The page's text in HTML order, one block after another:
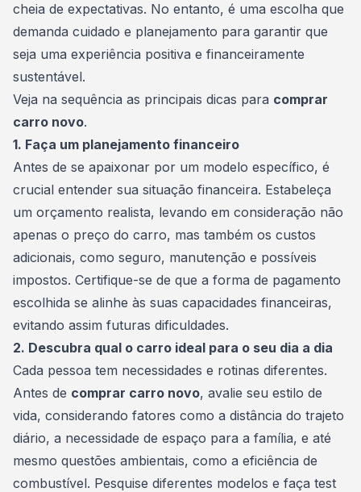
cheia de expectativas. No entanto, é uma escolha que
demanda cuidado e planejamento para garantir que
seja uma experiência positiva e financeiramente
sustentável.
Veja na sequência as principais dicas para comprar
carro novo.
1. Faça um planejamento financeiro
Antes de se apaixonar por um modelo específico, é
crucial entender sua situação financeira. Estabeleça
um orçamento realista, levando em consideração não
apenas o preço do carro, mas também os custos
adicionais, como seguro, manutenção e possíveis
impostos. Certifique-se de que a forma de pagamento
escolhida se alinhe às suas capacidades financeiras,
evitando assim futuras dificuldades.
2. Descubra qual o carro ideal para o seu dia a dia
Cada pessoa tem necessidades e rotinas diferentes.
Antes de comprar carro novo, avalie seu estilo de
vida, considerando fatores como a distância do trajeto
diário, a necessidade de espaço para a família, e até
mesmo questões ambientais, como a eficiência de
combustível. Pesquise diferentes modelos e faça test